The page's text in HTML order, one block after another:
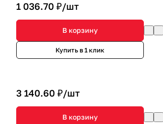
1 036.70 ₽/шт
В корзину
Купить в 1 клик
3 140.60 ₽/шт
В корзину